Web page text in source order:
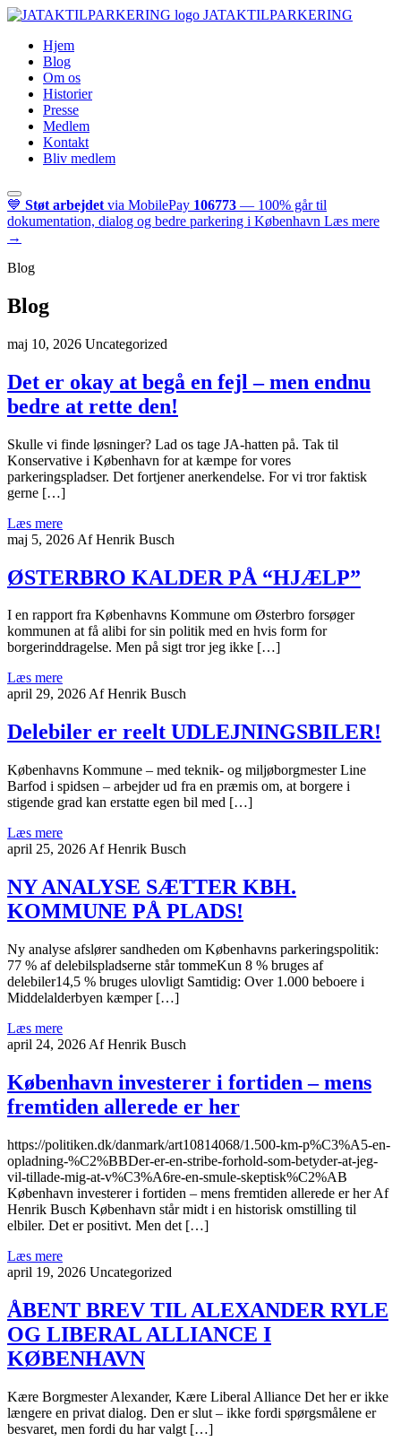
JATAKTILPARKERING
Hjem
Blog
Om os
Historier
Presse
Medlem
Kontakt
Bliv medlem
💙 Støt arbejdet via MobilePay 106773 — 100% går til
dokumentation, dialog og bedre parkering i København Læs mere
→
Blog
Blog
maj 10, 2026 Uncategorized
Det er okay at begå en fejl – men endnu
bedre at rette den!
Skulle vi finde løsninger? Lad os tage JA-hatten på. Tak til
Konservative i København for at kæmpe for vores
parkeringspladser. Det fortjener anerkendelse. For vi tror faktisk
gerne […]
Læs mere
maj 5, 2026 Af Henrik Busch
ØSTERBRO KALDER PÅ “HJÆLP”
I en rapport fra Københavns Kommune om Østerbro forsøger
kommunen at få alibi for sin politik med en hvis form for
borgerinddragelse. Men på sigt tror jeg ikke […]
Læs mere
april 29, 2026Af Henrik Busch
Delebiler er reelt UDLEJNINGSBILER!
Københavns Kommune – med teknik- og miljøborgmester Line
Barfod i spidsen – arbejder ud fra en præmis om, at borgere i
stigende grad kan erstatte egen bil med […]
Læs mere
april 25, 2026 Af Henrik Busch
NY ANALYSE SÆTTER KBH.
KOMMUNE PÅ PLADS!
Ny analyse afslører sandheden om Københavns parkeringspolitik:
77 % af delebilspladserne står tommeKun 8 % bruges af
delebiler14,5 % bruges ulovligt Samtidig: Over 1.000 beboere i
Middelalderbyen kæmper […]
Læs mere
april 24, 2026 Af Henrik Busch
København investerer i fortiden – mens
fremtiden allerede er her
https://politiken.dk/danmark/art10814068/1.500-km-p%C3%A5-en-
opladning-%C2%BBDer-er-en-stribe-forhold-som-betyder-at-jeg-
vil-tillade-mig-at-v%C3%A6re-en-smule-skeptisk%C2%AB
København investerer i fortiden – mens fremtiden allerede er her Af
Henrik Busch København står midt i en historisk omstilling til
elbiler. Det er positivt. Men det […]
Læs mere
april 19, 2026 Uncategorized
ÅBENT BREV TIL ALEXANDER RYLE
OG LIBERAL ALLIANCE I
KØBENHAVN
Kære Borgmester Alexander, Kære Liberal Alliance Det her er ikke
længere en privat dialog. Den er slut – ikke fordi spørgsmålene er
besvaret, men fordi du har valgt […]